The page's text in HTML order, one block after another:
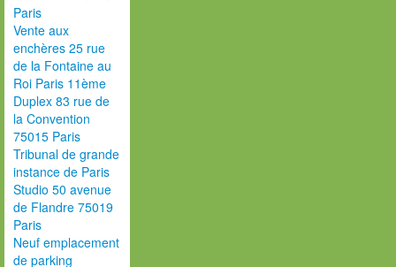
Paris
Vente aux
enchères 25 rue
de la Fontaine au
Roi Paris 11ème
Duplex 83 rue de
la Convention
75015 Paris
Tribunal de grande
instance de Paris
Studio 50 avenue
de Flandre 75019
Paris
Neuf emplacement
de parking